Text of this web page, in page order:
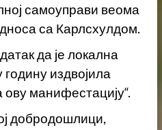
самоуправи веома
са Карлсхулдом.
да је локална
издвојила
манифестацију“.
добродошлици,